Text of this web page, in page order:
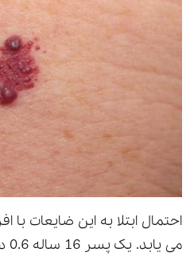
احتمال ابتلا به این ضایعات